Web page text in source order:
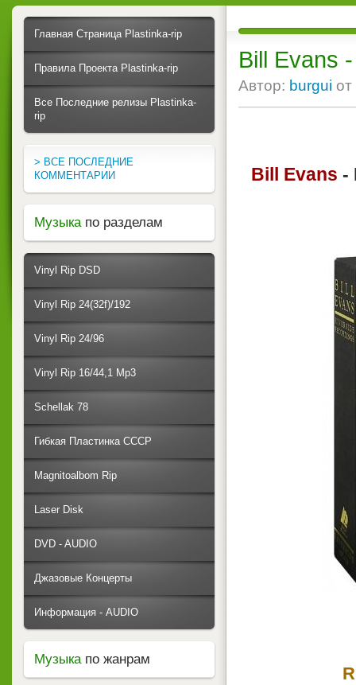
Bill Evans
Автор: burgui от
Bill Evans -
Главная Страница Plastinka-rip
Правила Проекта Plastinka-rip
Все Последние релизы Plastinka-
rip
> ВСЕ ПОСЛЕДНИЕ
КОММЕНТАРИИ
Музыка по разделам
Vinyl Rip DSD
Vinyl Rip 24(32f)/192
Vinyl Rip 24/96
Vinyl Rip 16/44,1 Mp3
Schellak 78
Гибкая Пластинка СССР
Magnitoalbom Rip
Laser Disk
DVD - AUDIO
Джазовые Концерты
Информация - AUDIO
Музыкапо жанрам